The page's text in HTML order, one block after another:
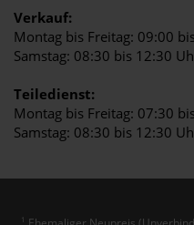
Verkauf:
Montag bis Freitag: 09:00
Samstag: 08:30 bis 12:30
Teiledienst:
Montag bis Freitag: 07:30
Samstag: 08:30 bis 12:30
1